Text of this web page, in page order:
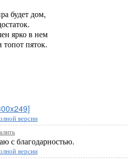
будет дом,
ярко в нем
пяток.
версии
с благодарностью.
версии